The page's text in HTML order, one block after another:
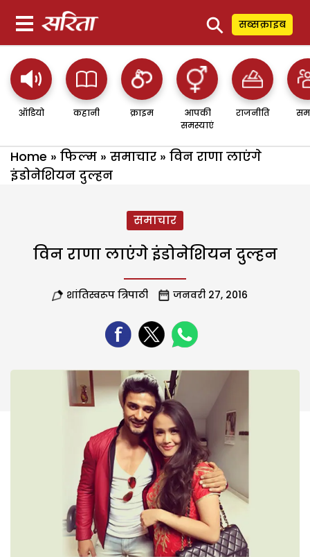
⚲ सब्सक्राइब
ऑडियो कहानी क्राइम
आपकी
समस्याएं
राजनीति
Home » फिल्म » समाचार » विन राणा लाएंगे
इंडोनेशियन दुल्हन
समाचार
विन राणा लाएंगे इंडोनेशियन दुल्हन
शांतिस्वरूप त्रिपाठी जनवरी 27, 2016